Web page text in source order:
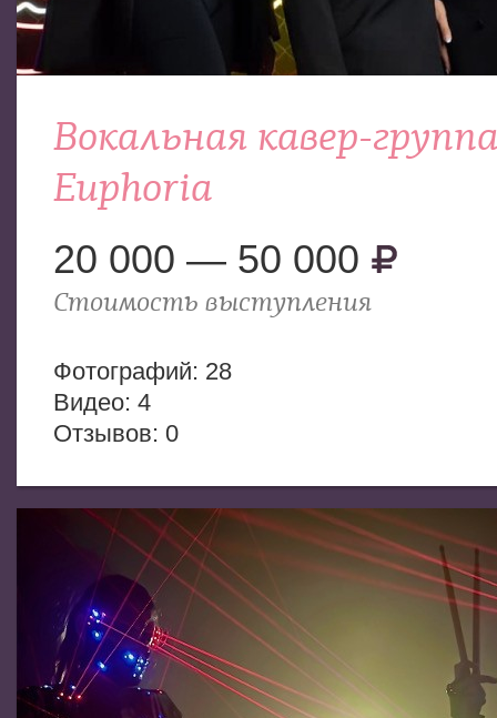
Вокальная кавер-
Euphoria
20 000 — 50 000
Стоимость выступления
Фотогрaфий: 28
Видео: 4
Отзывов: 0